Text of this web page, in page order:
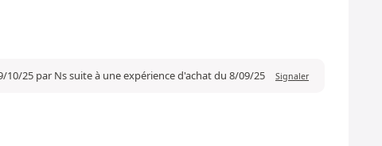
10/25 par Ns suite à une expérience d'achat du 8/09/25 Signaler